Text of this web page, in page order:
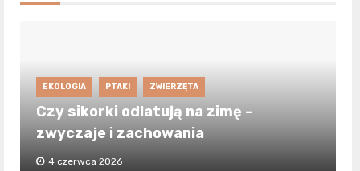
EKOLOGIA PTAKI ZWIERZĘTA
Czy sikorki odlatują na zimę –
zwyczaje i zachowania
4 czerwca 2026